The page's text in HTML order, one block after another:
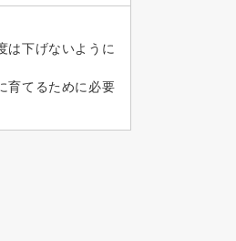
は下げないように
育てるために必要